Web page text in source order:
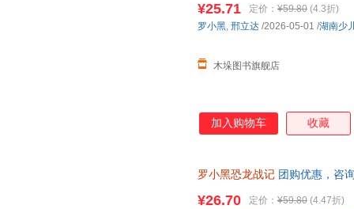
共20种恐龙的100+知识，兼具
越进恐龙世界，与这些史前巨
¥25.71 定价： ¥59.80 (4.3折)
木垛图书旗舰店
罗小黑, 邢立达 /2026-05-01 /湖南少
加入购物车 收藏
罗小黑恐龙战记 团购优惠，咨
¥26.70 定价： ¥59.80 (4.47折)